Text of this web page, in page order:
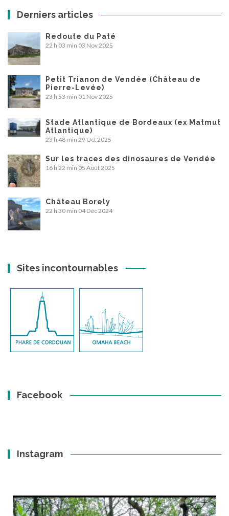
Derniers articles
Redoute du Paté
22 h 03 min 03 Nov 2025
Petit Trianon de Vendée (Château de
Pierre-Levée)
23 h 53 min 01 Nov 2025
Stade Atlantique de Bordeaux (ex Matmut
Atlantique)
23 h 48 min 29 Oct 2025
Sur les traces des dinosaures de Vendée
16 h 22 min 05 Août 2025
Château Borely
22 h 30 min 04 Déc 2024
Sites incontournables
Facebook
Instagram